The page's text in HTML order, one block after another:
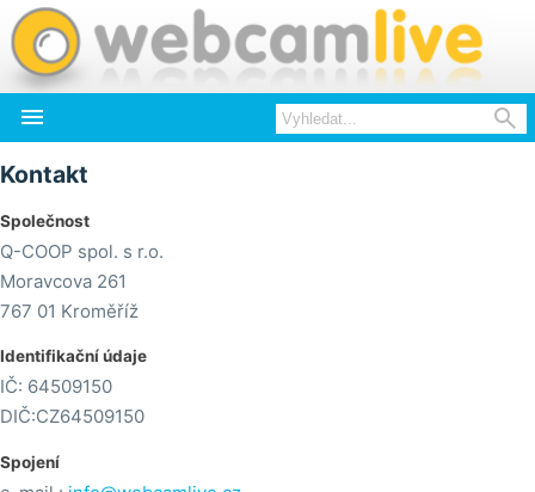
 
Kontakt
Společnost
Q-COOP spol. s r.o.
Moravcova 261
767 01 Kroměříž
Identifikační údaje
IČ: 64509150
DIČ:CZ64509150
Spojení